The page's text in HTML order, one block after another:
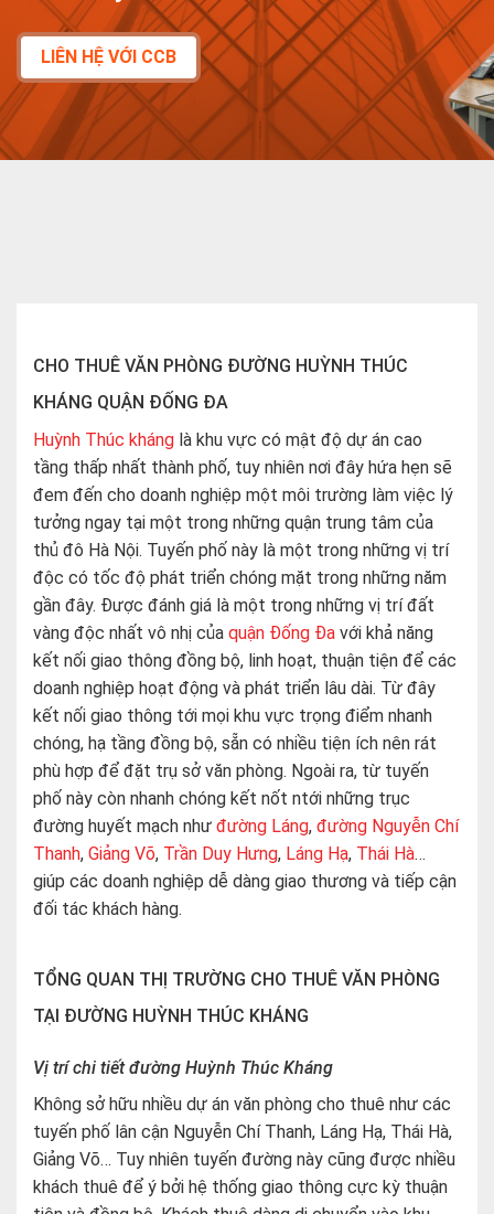
LIÊN HỆ VỚI CCB
CHO THUÊ VĂN PHÒNG ĐƯỜNG HUỲNH THÚC
KHÁNG QUẬN ĐỐNG ĐA
Huỳnh Thúc kháng là khu vực có mật độ dự án cao
tầng thấp nhất thành phố, tuy nhiên nơi đây hứa hẹn sẽ
đem đến cho doanh nghiệp một môi trường làm việc lý
tưởng ngay tại một trong những quận trung tâm của
thủ đô Hà Nội. Tuyến phố này là một trong những vị trí
độc có tốc độ phát triển chóng mặt trong những năm
gần đây. Được đánh giá là một trong những vị trí đất
vàng độc nhất vô nhị của quận Đống Đa với khả năng
kết nối giao thông đồng bộ, linh hoạt, thuận tiện để các
doanh nghiệp hoạt động và phát triển lâu dài. Từ đây
kết nối giao thông tới mọi khu vực trọng điểm nhanh
chóng, hạ tầng đồng bộ, sẵn có nhiều tiện ích nên rát
phù hợp để đặt trụ sở văn phòng. Ngoài ra, từ tuyến
phố này còn nhanh chóng kết nốt ntới những trục
đường huyết mạch như đường Láng, đường Nguyễn Chí
Thanh, Giảng Võ, Trần Duy Hưng, Láng Hạ, Thái Hà…
giúp các doanh nghiệp dễ dàng giao thương và tiếp cận
đối tác khách hàng.
TỔNG QUAN THỊ TRƯỜNG CHO THUÊ VĂN PHÒNG
TẠI ĐƯỜNG HUỲNH THÚC KHÁNG
Vị trí chi tiết đường Huỳnh Thúc Kháng
Không sở hữu nhiều dự án văn phòng cho thuê như các
tuyến phố lân cận Nguyễn Chí Thanh, Láng Hạ, Thái Hà,
Giảng Võ… Tuy nhiên tuyến đường này cũng được nhiều
khách thuê để ý bởi hệ thống giao thông cực kỳ thuận